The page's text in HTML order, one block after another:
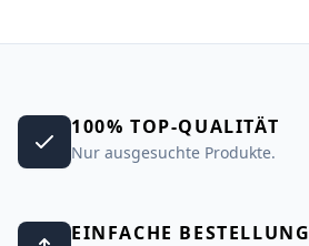
100% TOP-QUALITÄT
Nur ausgesuchte Produkte.
EINFACHE BESTELLUNG